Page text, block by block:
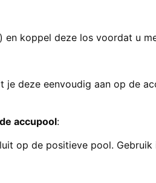
en koppel deze los voordat u
je deze eenvoudig aan op de
accupool:
op de positieve pool.